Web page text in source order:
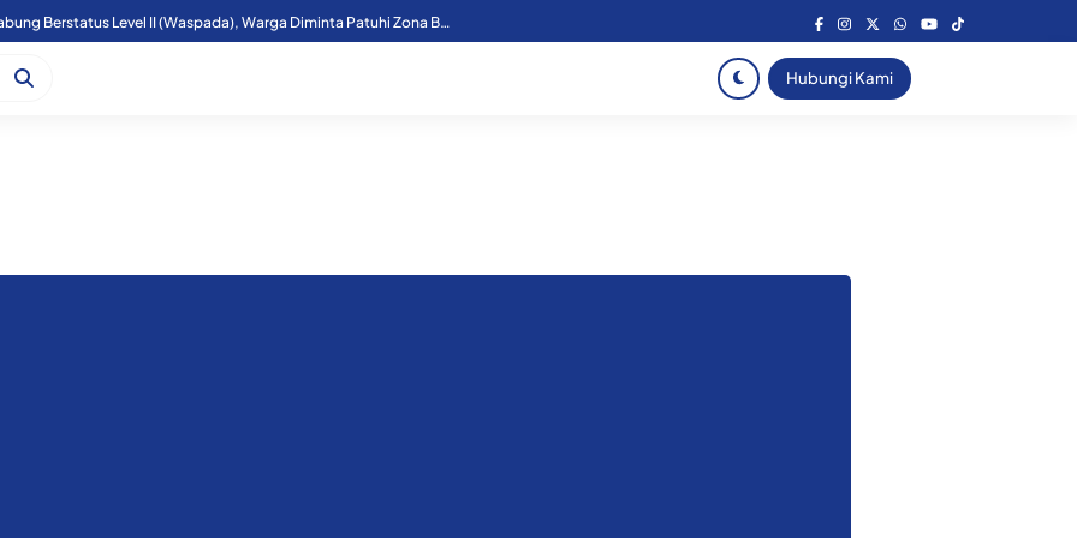
Aktivitas Gunung Sinabung Berstatus Level II (Waspada), Warga Diminta Patuhi Zona Bahaya
Hubungi Kami